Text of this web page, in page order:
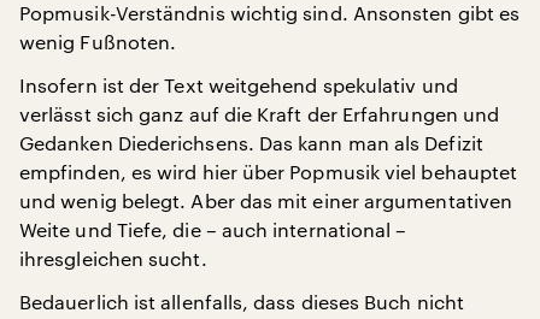
Popmusik-Verständnis wichtig sind. Ansonsten gibt es
wenig Fußnoten.
Insofern ist der Text weitgehend spekulativ und
verlässt sich ganz auf die Kraft der Erfahrungen und
Gedanken Diederichsens. Das kann man als Defizit
empfinden, es wird hier über Popmusik viel behauptet
und wenig belegt. Aber das mit einer argumentativen
Weite und Tiefe, die – auch international –
ihresgleichen sucht.
Bedauerlich ist allenfalls, dass dieses Buch nicht